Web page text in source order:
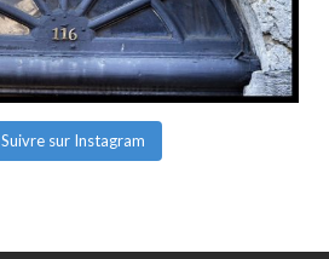
Suivre sur Instagram